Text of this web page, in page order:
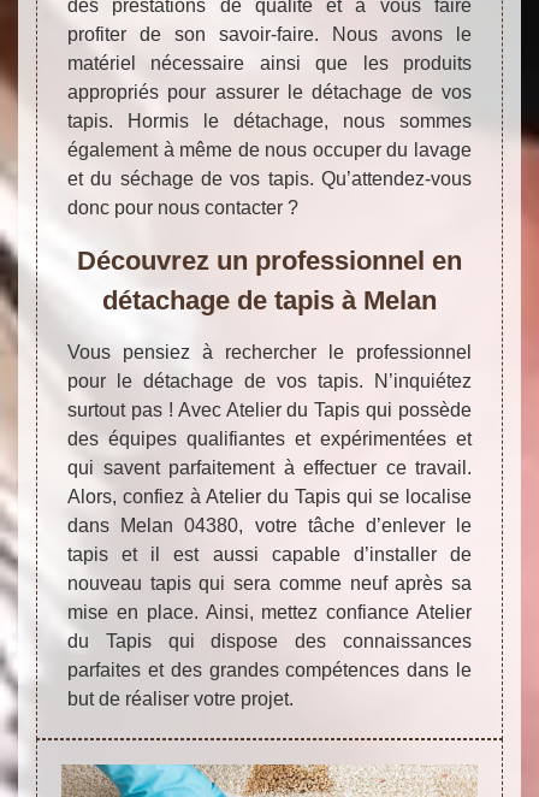
des prestations de qualité et à vous faire
profiter de son savoir-faire. Nous avons le
matériel nécessaire ainsi que les produits
appropriés pour assurer le détachage de vos
tapis. Hormis le détachage, nous sommes
également à même de nous occuper du lavage
et du séchage de vos tapis. Qu’attendez-vous
donc pour nous contacter ?
Découvrez un professionnel en
détachage de tapis à Melan
Vous pensiez à rechercher le professionnel
pour le détachage de vos tapis. N’inquiétez
surtout pas ! Avec Atelier du Tapis qui possède
des équipes qualifiantes et expérimentées et
qui savent parfaitement à effectuer ce travail.
Alors, confiez à Atelier du Tapis qui se localise
dans Melan 04380, votre tâche d’enlever le
tapis et il est aussi capable d’installer de
nouveau tapis qui sera comme neuf après sa
mise en place. Ainsi, mettez confiance Atelier
du Tapis qui dispose des connaissances
parfaites et des grandes compétences dans le
but de réaliser votre projet.